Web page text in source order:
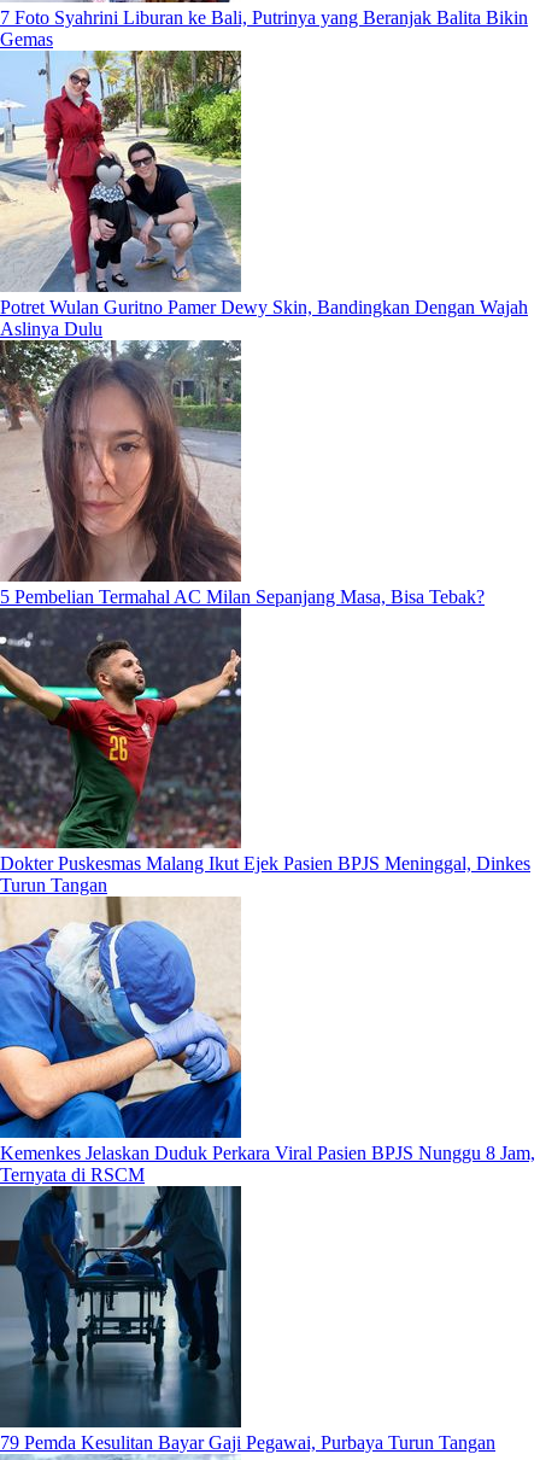
7 Foto Syahrini Liburan ke Bali, Putrinya yang Beranjak Balita Bikin
Gemas
Potret Wulan Guritno Pamer Dewy Skin, Bandingkan Dengan Wajah
Aslinya Dulu
5 Pembelian Termahal AC Milan Sepanjang Masa, Bisa Tebak?
Dokter Puskesmas Malang Ikut Ejek Pasien BPJS Meninggal, Dinkes
Turun Tangan
Kemenkes Jelaskan Duduk Perkara Viral Pasien BPJS Nunggu 8 Jam,
Ternyata di RSCM
79 Pemda Kesulitan Bayar Gaji Pegawai, Purbaya Turun Tangan